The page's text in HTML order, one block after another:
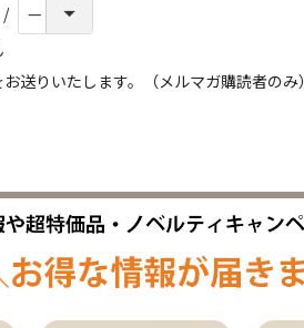
送りいたします。（メルマガ購読者のみ）